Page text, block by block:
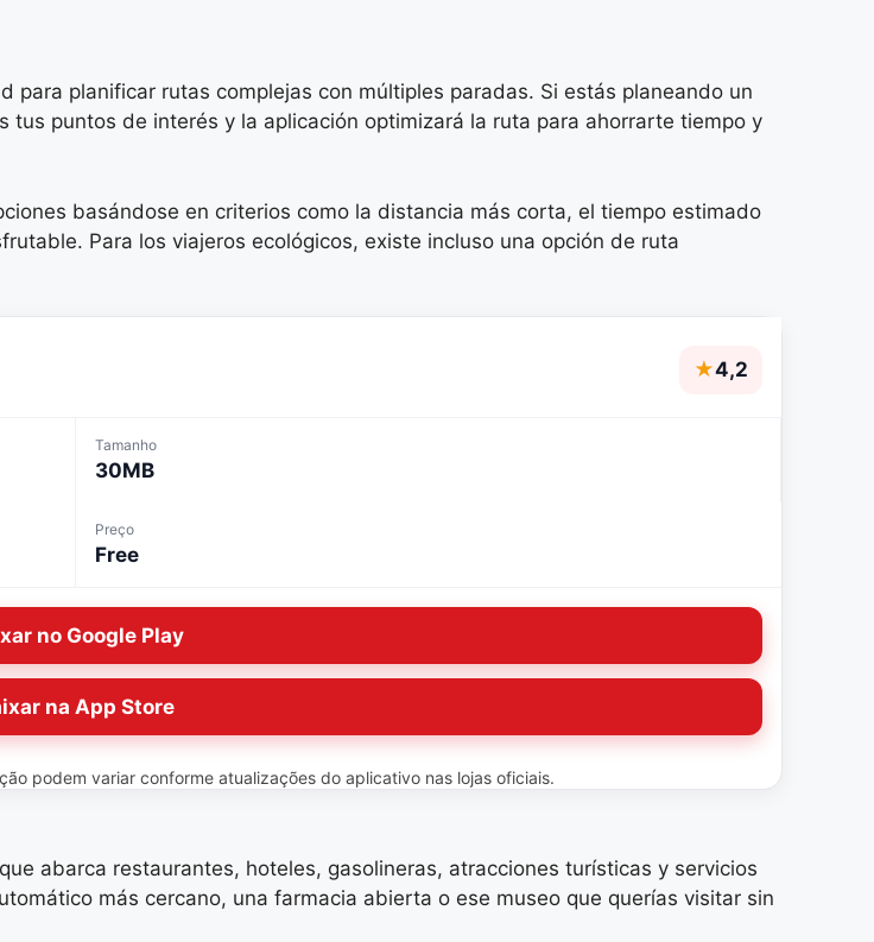
planificar rutas complejas con múltiples paradas. Si estás planeando un
puntos de interés y la aplicación optimizará la ruta para ahorrarte tiempo y
basándose en criterios como la distancia más corta, el tiempo estimado
Para los viajeros ecológicos, existe incluso una opción de ruta
★4,2
Tamanho
30MB
Preço
Free
no Google Play
na App Store
podem variar conforme atualizações do aplicativo nas lojas oficiais.
abarca restaurantes, hoteles, gasolineras, atracciones turísticas y servicios
más cercano, una farmacia abierta o ese museo que querías visitar sin